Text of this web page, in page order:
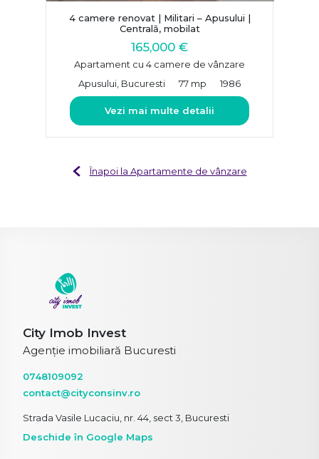
4 camere renovat | Militari – Apusului |
Centrală, mobilat
165,000 €
Apartament cu 4 camere de vânzare
Apusului, Bucuresti
77 mp 1986
Vezi mai multe detalii
Înapoi la Apartamente de vânzare
City Imob Invest
Agenție imobiliară Bucuresti
0748109092
contact@cityconsinv.ro
Strada Vasile Lucaciu, nr. 44, sect 3, Bucuresti
Deschide în Google Maps